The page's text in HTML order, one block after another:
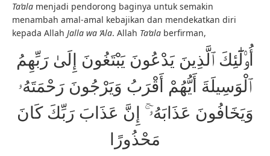
Ta’ala menjadi pendorong baginya untuk semakin
menambah amal-amal kebajikan dan mendekatkan diri
kepada Allah Jalla wa ‘Ala. Allah Ta‘ala berfirman,
أُو۟لَٰٓئِكَ ٱلَّذِينَ يَدْعُونَ يَبْتَغُونَ إِلَىٰ رَبِّهِمُ
ٱلْوَسِيلَةَ أَيُّهُمْ أَقْرَبُ وَيَرْجُونَ رَحْمَتَهُۥ
وَيَخَافُونَ عَذَابَهُۥٓ ۚ إِنَّ عَذَابَ رَبِّكَ كَانَ
مَحْذُورًا